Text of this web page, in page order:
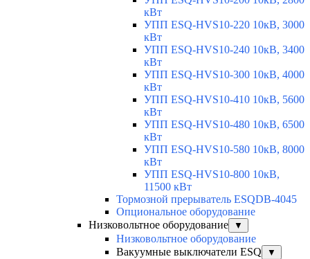
кВт
УПП ESQ-HVS10-220 10кВ, 3000
кВт
УПП ESQ-HVS10-240 10кВ, 3400
кВт
УПП ESQ-HVS10-300 10кВ, 4000
кВт
УПП ESQ-HVS10-410 10кВ, 5600
кВт
УПП ESQ-HVS10-480 10кВ, 6500
кВт
УПП ESQ-HVS10-580 10кВ, 8000
кВт
УПП ESQ-HVS10-800 10кВ,
11500 кВт
Тормозной прерыватель ESQDB-4045
Опциональное оборудование
Низковольтное оборудование
▼
Низковольтное оборудование
Вакуумные выключатели ESQ
▼